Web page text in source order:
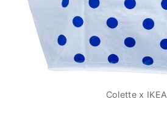
Colette x IKEA